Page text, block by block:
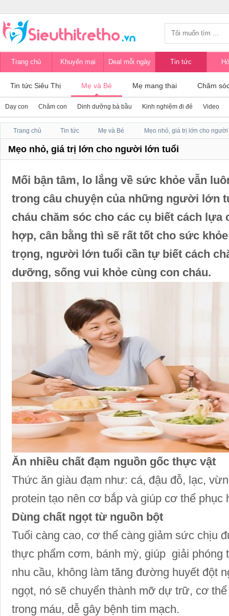
Trang chủ Khuyến mại Deal mỗi ngày Tin tức
Tin tức Siêu Thị Mẹ và Bé Mẹ mang thai Chăm
Dạy con Chăm con Dinh dưỡng bà bầu Kinh nghiệm đi đẻ Video
Trang chủ Tin tức Mẹ và Bé Mẹo nhỏ, giá trị lớn cho
Mẹo nhỏ, giá trị lớn cho người lớn tuổi
Mối bận tâm, lo lắng về sức khỏe vẫn
trong câu chuyện của những người lớn
cháu chăm sóc cho các cụ biết cách lựa
hợp, cân bằng thì sẽ rất tốt cho sức
trọng, người lớn tuổi cần tự biết cách
dưỡng, sống vui khỏe cùng con cháu.
Ăn nhiều chất đạm nguồn gốc thực vật
Thức ăn giàu đạm như: cá, đậu đỗ, lạc,
protein tạo nên cơ bắp và giúp cơ thể phục
Dùng chất ngọt từ nguồn bột
Tuổi càng cao, cơ thể càng giảm sức chịu
thực phẩm cơm, bánh mỳ, giúp giải phóng
nhu cầu, không làm tăng đường huyết đột
ngọt, nó sẽ chuyển thành mỡ dự trữ, cơ
trong máu, dễ gây bệnh tim mạch.